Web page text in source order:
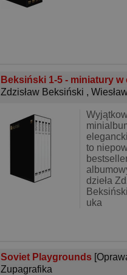
Beksiński 1-5 - miniatury
Zdzisław Beksiński ,
to
dzieła
uka
Soviet Playgrounds
Zupagrafika